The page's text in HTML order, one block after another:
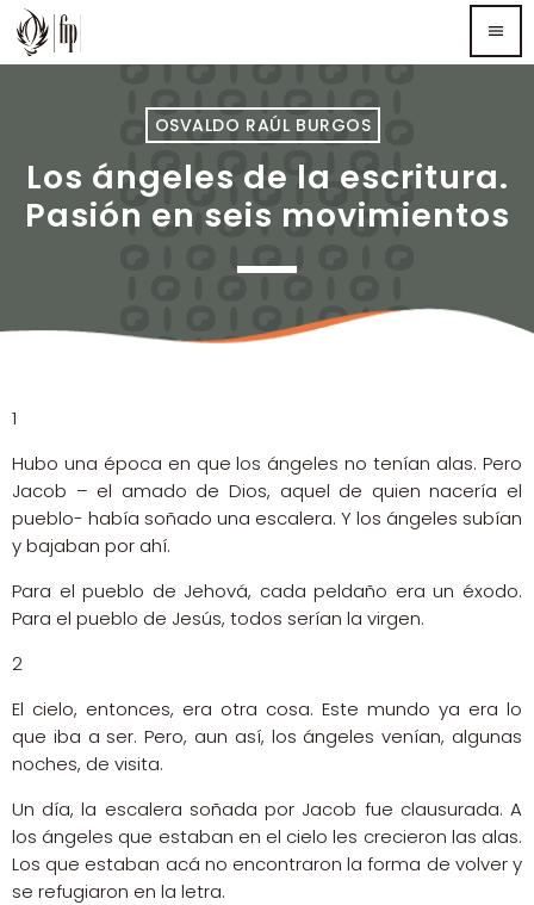
menu
Sorry, there is nothing for the moment.
MOST UPVOTED
OSVALDO RAÚL BURGOS
Los ángeles de la escritura.
Pasión en seis movimientos
1
Hubo una época en que los ángeles no tenían alas. Pero
Jacob – el amado de Dios, aquel de quien nacería el
pueblo- había soñado una escalera. Y los ángeles subían
y bajaban por ahí.
Para el pueblo de Jehová, cada peldaño era un éxodo.
Para el pueblo de Jesús, todos serían la virgen.
2
El cielo, entonces, era otra cosa. Este mundo ya era lo
que iba a ser. Pero, aun así, los ángeles venían, algunas
noches, de visita.
Un día, la escalera soñada por Jacob fue clausurada. A
los ángeles que estaban en el cielo les crecieron las alas.
Los que estaban acá no encontraron la forma de volver y
se refugiaron en la letra.